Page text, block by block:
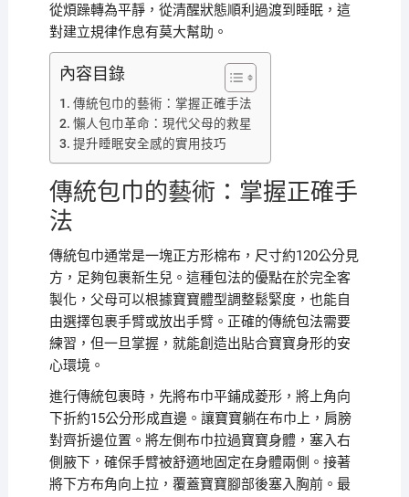
從煩躁轉為平靜，從清醒狀態順利過渡到睡眠，這
對建立規律作息有莫大幫助。
內容目錄
傳統包巾的藝術：掌握正確手法
懶人包巾革命：現代父母的救星
提升睡眠安全感的實用技巧
傳統包巾的藝術：掌握正確手
法
傳統包巾通常是一塊正方形棉布，尺寸約120公分見
方，足夠包裹新生兒。這種包法的優點在於完全客
製化，父母可以根據寶寶體型調整鬆緊度，也能自
由選擇包裹手臂或放出手臂。正確的傳統包法需要
練習，但一旦掌握，就能創造出貼合寶寶身形的安
心環境。
進行傳統包裹時，先將布巾平鋪成菱形，將上角向
下折約15公分形成直邊。讓寶寶躺在布巾上，肩膀
對齊折邊位置。將左側布巾拉過寶寶身體，塞入右
側腋下，確保手臂被舒適地固定在身體兩側。接著
將下方布角向上拉，覆蓋寶寶腳部後塞入胸前。最